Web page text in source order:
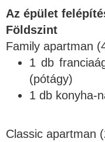
Az épület
Földszint
Family apartman
1 db
(pótágy)
1 db konyha-
Classic apartman